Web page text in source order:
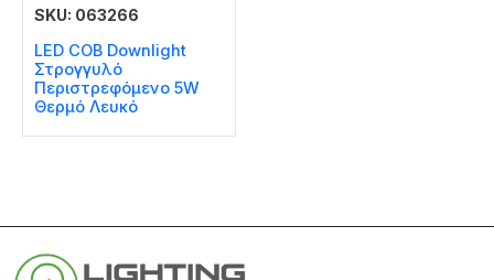
SKU: 063266
LED COB Downlight
Στρογγυλό
Περιστρεφόμενο 5W
Θερμό Λευκό